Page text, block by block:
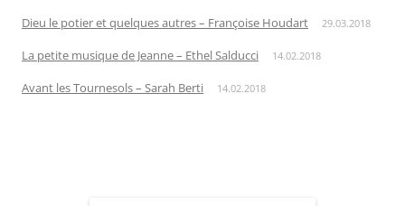
Dieu le potier et quelques autres – Françoise Houdart 29.03.2018
La petite musique de Jeanne – Ethel Salducci 14.02.2018
Avant les Tournesols – Sarah Berti 14.02.2018